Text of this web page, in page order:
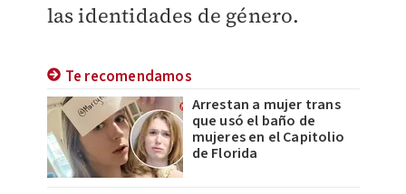
las identidades de género.
Te recomendamos
Arrestan a mujer trans
que usó el baño de
mujeres en el Capitolio
de Florida